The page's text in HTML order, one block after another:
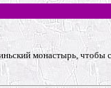
монастырь, чтобы